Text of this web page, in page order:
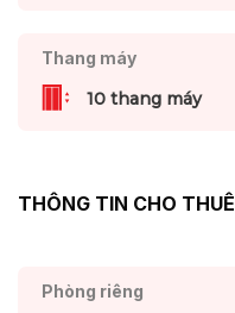
Thang máy
10 thang máy
THÔNG TIN CHO THUÊ
Phòng riêng